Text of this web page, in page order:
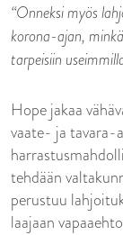
“Onneksi myös
korona-ajan,
tarpeisiin
Hope jakaa
vaate- ja tavara-
tehdään
perustuu
laajaan